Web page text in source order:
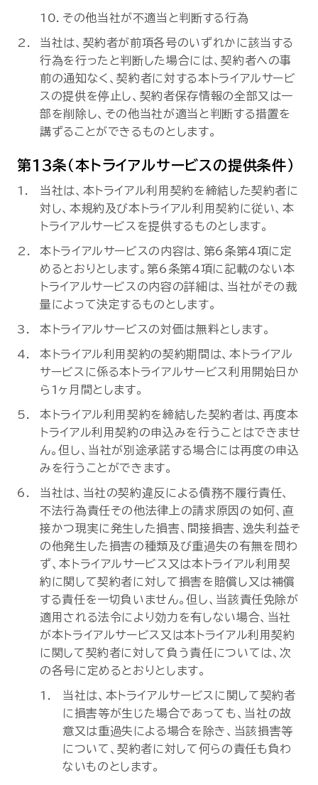
その他当社が不適当と判断する行為
当社は、契約者が前項各号のいずれかに該当する
行為を行ったと判断した場合には、契約者への事
前の通知なく、契約者に対する本トライアルサービ
スの提供を停止し、契約者保存情報の全部又は一
部を削除し、その他当社が適当と判断する措置を
講ずることができるものとします。
第13条（本トライアルサービスの提供条件）
当社は、本トライアル利用契約を締結した契約者に
対し、本規約及び本トライアル利用契約に従い、本
トライアルサービスを提供するものとします。
本トライアルサービスの内容は、第6条第4項に定
めるとおりとします。第6条第4項に記載のない本
トライアルサービスの内容の詳細は、当社がその裁
量によって決定するものとします。
本トライアルサービスの対価は無料とします。
本トライアル利用契約の契約期間は、本トライアル
サービスに係る本トライアルサービス利用開始日か
ら1ヶ月間とします。
本トライアル利用契約を締結した契約者は、再度本
トライアル利用契約の申込みを行うことはできませ
ん。但し、当社が別途承諾する場合には再度の申込
みを行うことができます。
当社は、当社の契約違反による債務不履行責任、
不法行為責任その他法律上の請求原因の如何、直
接かつ現実に発生した損害、間接損害、逸失利益そ
の他発生した損害の種類及び重過失の有無を問わ
ず、本トライアルサービス又は本トライアル利用契
約に関して契約者に対して損害を賠償し又は補償
する責任を一切負いません。但し、当該責任免除が
適用される法令により効力を有しない場合、当社
が本トライアルサービス又は本トライアル利用契約
に関して契約者に対して負う責任については、次
の各号に定めるとおりとします。
当社は、本トライアルサービスに関して契約者
に損害等が生じた場合であっても、当社の故
意又は重過失による場合を除き、当該損害等
について、契約者に対して何らの責任も負わ
ないものとします。